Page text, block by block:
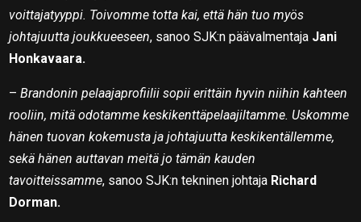
voittajatyyppi. Toivomme totta kai, että hän tuo myös
johtajuutta joukkueeseen, sanoo SJK:n päävalmentaja Jani
Honkavaara.
–Brandonin pelaajaprofiilii sopii erittäin hyvin niihin kahteen
rooliin, mitä odotamme keskikenttäpelaajiltamme. Uskomme
hänen tuovan kokemusta ja johtajuutta keskikentällemme,
sekä hänen auttavan meitä jo tämän kauden
tavoitteissamme, sanoo SJK:n tekninen johtaja Richard
Dorman.